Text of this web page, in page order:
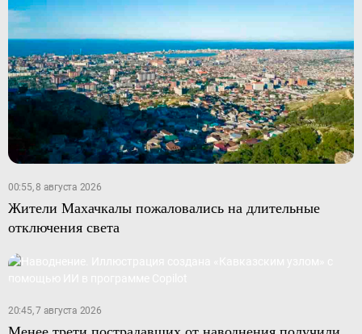
00:55, 8 августа 2026
Жители Махачкалы пожаловались на длительные
отключения света
20:45, 7 августа 2026